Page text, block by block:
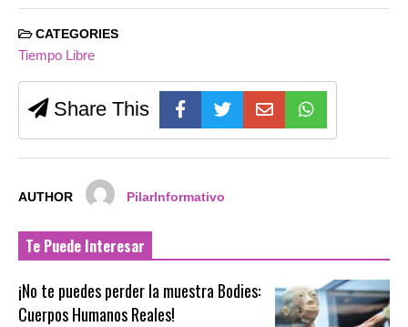
CATEGORIES
Tiempo Libre
Share This
AUTHOR PilarInformativo
Te Puede Interesar
¡No te puedes perder la muestra Bodies:
Cuerpos Humanos Reales!